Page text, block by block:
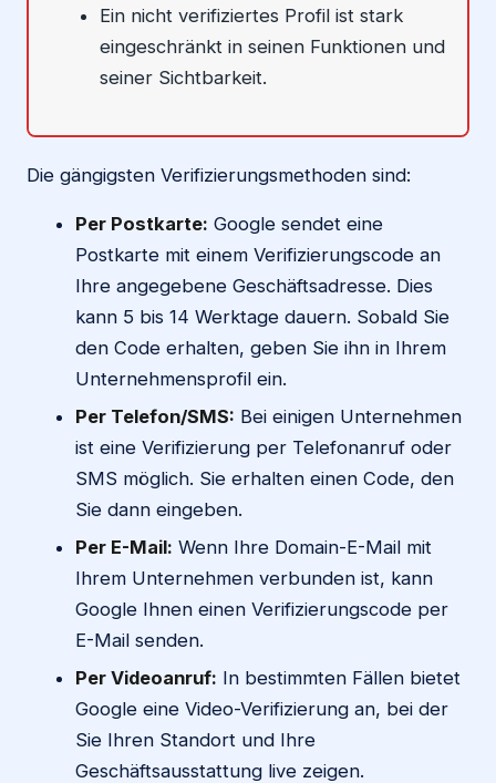
Ein nicht verifiziertes Profil ist stark
eingeschränkt in seinen Funktionen und
seiner Sichtbarkeit.
Die gängigsten Verifizierungsmethoden sind:
Per Postkarte: Google sendet eine
Postkarte mit einem Verifizierungscode an
Ihre angegebene Geschäftsadresse. Dies
kann 5 bis 14 Werktage dauern. Sobald Sie
den Code erhalten, geben Sie ihn in Ihrem
Unternehmensprofil ein.
Per Telefon/SMS: Bei einigen Unternehmen
ist eine Verifizierung per Telefonanruf oder
SMS möglich. Sie erhalten einen Code, den
Sie dann eingeben.
Per E-Mail: Wenn Ihre Domain-E-Mail mit
Ihrem Unternehmen verbunden ist, kann
Google Ihnen einen Verifizierungscode per
E-Mail senden.
Per Videoanruf: In bestimmten Fällen bietet
Google eine Video-Verifizierung an, bei der
Sie Ihren Standort und Ihre
Geschäftsausstattung live zeigen.